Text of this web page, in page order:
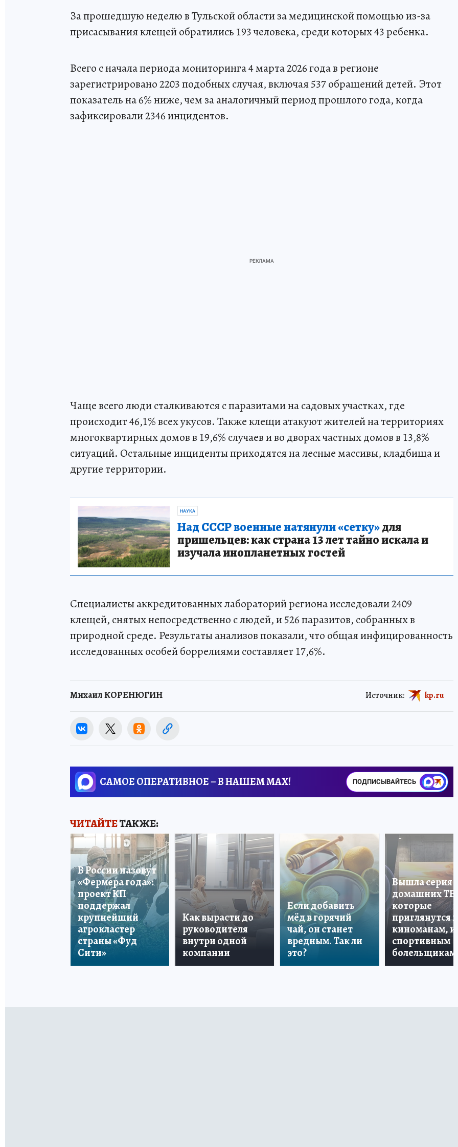
За прошедшую неделю в Тульской области за медицинской помощью из-за
присасывания клещей обратились 193 человека, среди которых 43 ребенка.
Всего с начала периода мониторинга 4 марта 2026 года в регионе
зарегистрировано 2203 подобных случая, включая 537 обращений детей. Этот
показатель на 6% ниже, чем за аналогичный период прошлого года, когда
зафиксировали 2346 инцидентов.
Чаще всего люди сталкиваются с паразитами на садовых участках, где
происходит 46,1% всех укусов. Также клещи атакуют жителей на территориях
многоквартирных домов в 19,6% случаев и во дворах частных домов в 13,8%
ситуаций. Остальные инциденты приходятся на лесные массивы, кладбища и
другие территории.
НАУКА
Над СССР военные натянули «сетку»для
пришельцев: как страна 13 лет тайно искала и
изучала инопланетных гостей
Специалисты аккредитованных лабораторий региона исследовали 2409
клещей, снятых непосредственно с людей, и 526 паразитов, собранных в
природной среде. Результаты анализов показали, что общая инфицированность
исследованных особей боррелиями составляет 17,6%.
Михаил КОРЕНЮГИН Источник: kp.ru
САМОЕ ОПЕРАТИВНОЕ – В НАШЕМ MAX! ПОДПИСЫВАЙТЕСЬ
ЧИТАЙТЕТАКЖЕ:
В России назовут
«Фермера года»:
проект КП
поддержал
крупнейший
агрокластер
страны «Фуд
Сити»
Как вырасти до
руководителя
внутри одной
компании
Если добавить
мёд в горячий
чай, он станет
вредным. Так ли
это?
Вышла серия
домашних ТВ,
которые
приглянутся и
киноманам, и
спортивным
болельщикам